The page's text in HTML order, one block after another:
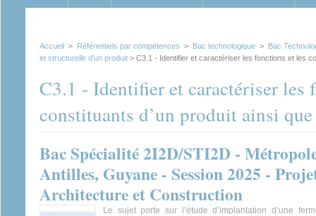
Accueil > Référentiels par compétences > Bac technologique > Bac
et structurelle d’un produit > C3.1 - Identifier et caractériser les fonctions et les
C3.1 - Identifier et caractériser les
constituants d’un produit ainsi
Bac Spécialité 2I2D/STI2D -
Antilles, Guyane - Session 2025 -
Architecture et Construction
Le sujet porte sur l’étude d’implantation d’une